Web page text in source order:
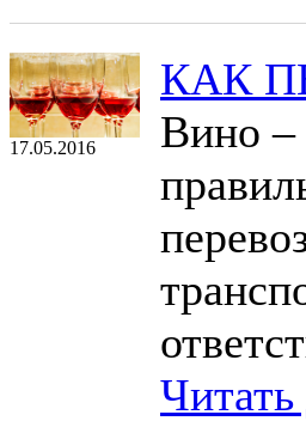
17.05.2016
КАК
Вино –
Читать